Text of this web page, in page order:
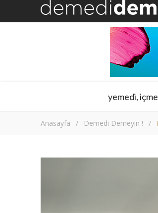
yemedi,
Anasayfa / Demedi Demeyin ! /